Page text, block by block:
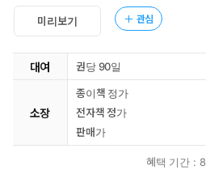
미리보기 관심
대여 권당 90일
소장
종이책 정가
전자책 정가
판매가
혜택 기간 :